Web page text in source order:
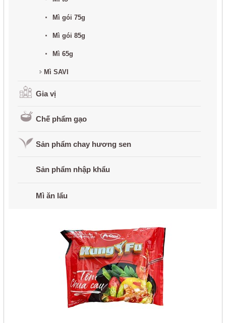
Mì gói 75g
Mì gói 85g
Mì 65g
Mì SAVI
Gia vị
Chế phẩm gạo
Sản phẩm chay hương sen
Sản phẩm nhập khẩu
Mì ăn lẩu
Sài gòn Ve Wong
Tuyển dụng
Thư viện
Liên hệ
close
LỰA CHỌN NGÔN NGỮ